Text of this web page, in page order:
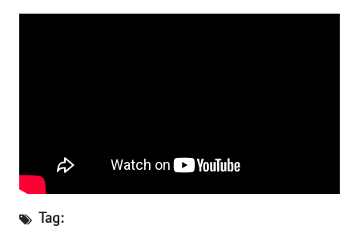
Tag:
WN
SERAMBI
WN